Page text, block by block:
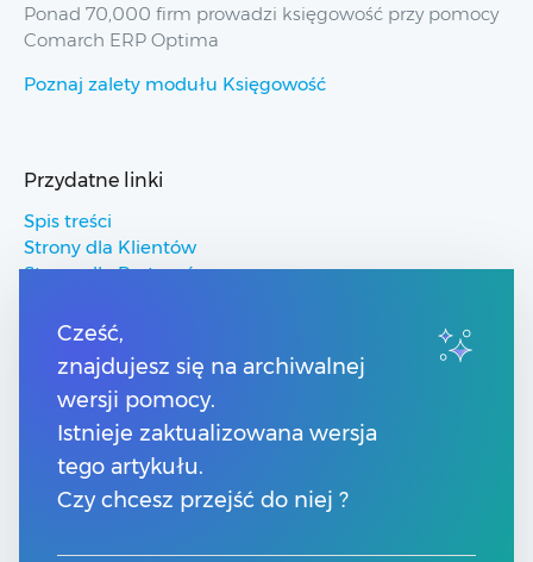
Ponad 70,000 firm prowadzi księgowość przy pomocy
Comarch ERP Optima
Poznaj zalety modułu Księgowość
Przydatne linki
Spis treści
Strony dla Klientów
Strony dla Partnerów
Pomoc Comarch Betterfly
Pomoc Comarch e-Sklep
Pomoc Comarch HRM
Kontakt
Numery telefonów
Znajdź Partnera Comarch
Cześć,
znajdujesz się na archiwalnej
wersji pomocy.
Istnieje zaktualizowana wersja
tego artykułu.
Czy chcesz przejść do niej ?